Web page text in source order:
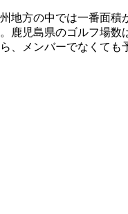
地方の中では一番面
鹿児島県のゴルフ場
メンバーでなくても